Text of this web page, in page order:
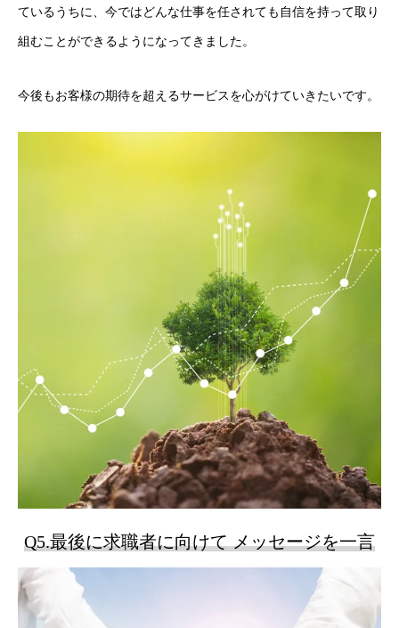
ているうちに、今ではどんな仕事を任されても自信を持って取り
組むことができるようになってきました。
今後もお客様の期待を超えるサービスを心がけていきたいです。
Q5.最後に求職者に向けて メッセージを一言